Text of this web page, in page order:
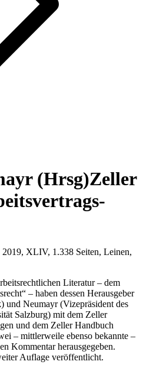
(Hrsg)Zeller
XLIV, 1.338 Seiten, Leinen,
Literatur – dem
– haben dessen Herausgeber
und Neumayr(Vizepräsident des
Salzburg) mit dem Zeller
und dem Zeller Handbuch
– mittlerweile ebenso bekannte –
Kommentar herausgegeben.
Auflage veröffentlicht.